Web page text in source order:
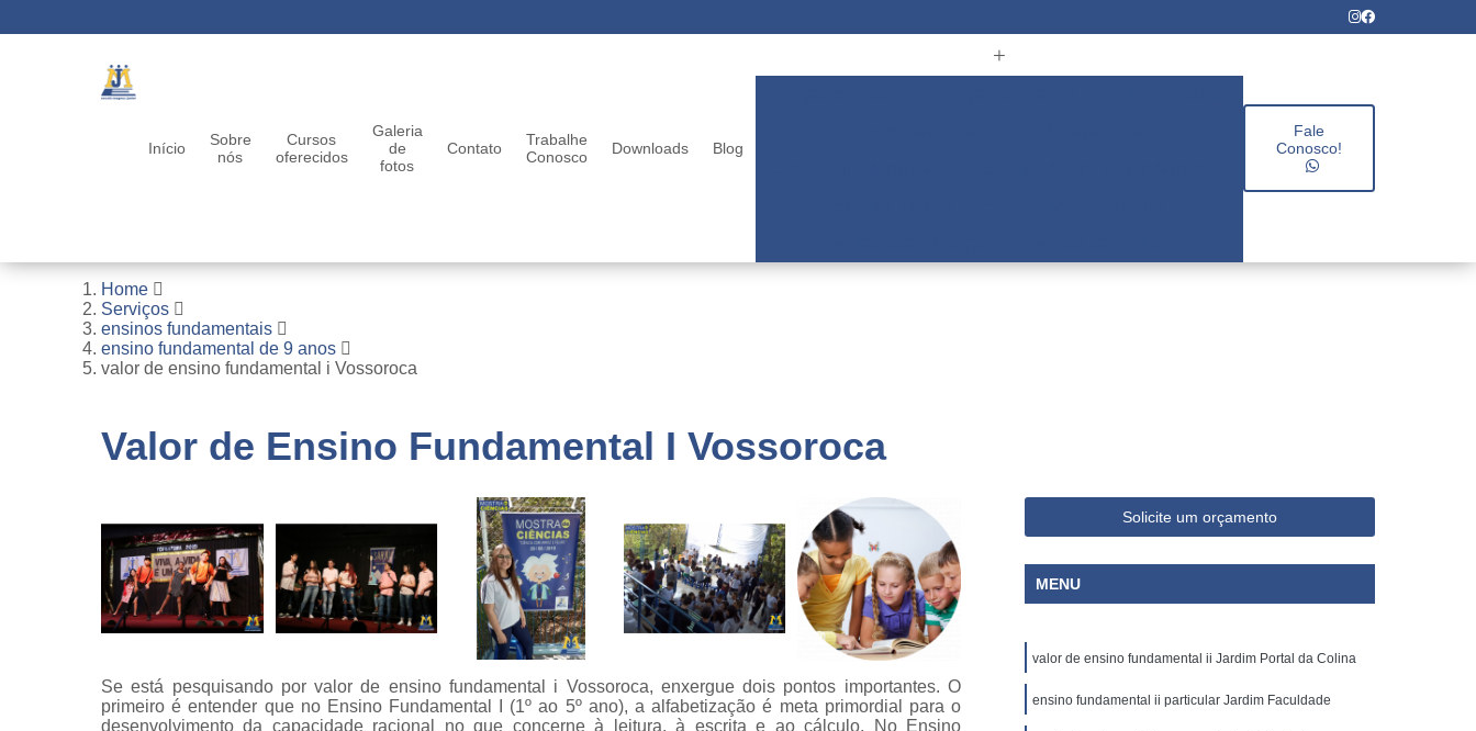
Início
Sobre
nós
Cursos
oferecidos
Galeria
de
fotos
Contato
Trabalhe
Conosco
Downloads Blog
Fale
Conosco!
Home
Serviços
ensinos fundamentais
ensino fundamental de 9 anos
valor de ensino fundamental i Vossoroca
Valor de Ensino Fundamental I Vossoroca
Se está pesquisando por valor de ensino fundamental i Vossoroca, enxergue dois pontos importantes. O
primeiro é entender que no Ensino Fundamental I (1º ao 5º ano), a alfabetização é meta primordial para o
desenvolvimento da capacidade racional no que concerne à leitura, à escrita e ao cálculo, No Ensino
Solicite um orçamento
MENU
valor de ensino fundamental ii Jardim Portal da Colina
ensino fundamental ii particular Jardim Faculdade